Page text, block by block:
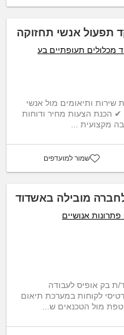
תפעול אנשי תחזוקה
מכלולים תעופתיים בע
שירות ותיאומים מול אנשי
הכנת הצעות מחיר ודוחות
מקצועית ...
שמור למועדפים
מובילה באשדוד
אנושיים
ת בק אופיס לעבודה
הכוללת: פתיחת כרטיסי לקוחות במערכת תיאום
מול הטכנאים ש...